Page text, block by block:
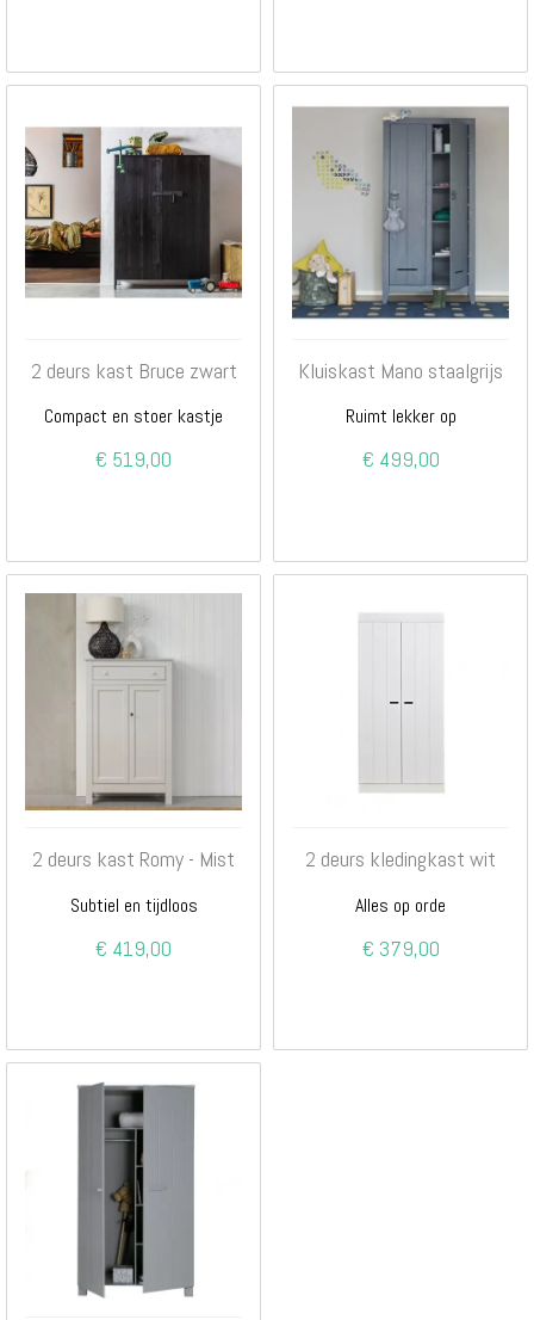
2 deurs kast Bruce zwart
Compact en stoer kastje
€ 519,00
Kluiskast Mano staalgrijs
Ruimt lekker op
€ 499,00
2 deurs kast Romy - Mist
Subtiel en tijdloos
€ 419,00
2 deurs kledingkast wit
Alles op orde
€ 379,00